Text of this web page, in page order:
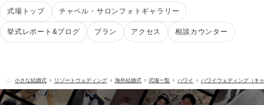
式場トップ チャペル・サロンフォトギャラリー
挙式レポート&ブログ プラン アクセス 相談カウンター
小さな結婚式 リゾートウェディング 海外結婚式 式場一覧 ハワイ ハワイウェディング（キ